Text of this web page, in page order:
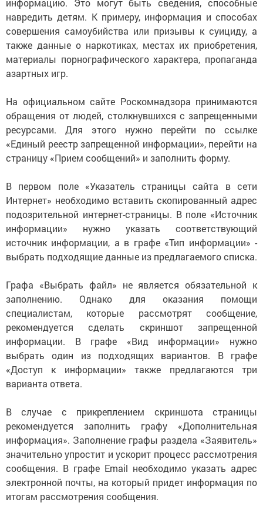
информацию. Это могут быть сведения, способные
навредить детям. К примеру, информация и способах
совершения самоубийства или призывы к суициду, а
также данные о наркотиках, местах их приобретения,
материалы порнографического характера, пропаганда
азартных игр.
На официальном сайте Роскомнадзора принимаются
обращения от людей, столкнувшихся с запрещенными
ресурсами. Для этого нужно перейти по ссылке
«Единый реестр запрещенной информации», перейти на
страницу «Прием сообщений» и заполнить форму.
В первом поле «Указатель страницы сайта в сети
Интернет» необходимо вставить скопированный адрес
подозрительной интернет-страницы. В поле «Источник
информации» нужно указать соответствующий
источник информации, а в графе «Тип информации» -
выбрать подходящие данные из предлагаемого списка.
Графа «Выбрать файл» не является обязательной к
заполнению. Однако для оказания помощи
специалистам, которые рассмотрят сообщение,
рекомендуется сделать скриншот запрещенной
информации. В графе «Вид информации» нужно
выбрать один из подходящих вариантов. В графе
«Доступ к информации» также предлагаются три
варианта ответа.
В случае с прикреплением скриншота страницы
рекомендуется заполнить графу «Дополнительная
информация». Заполнение графы раздела «Заявитель»
значительно упростит и ускорит процесс рассмотрения
сообщения. В графе Email необходимо указать адрес
электронной почты, на который придет информация по
итогам рассмотрения сообщения.